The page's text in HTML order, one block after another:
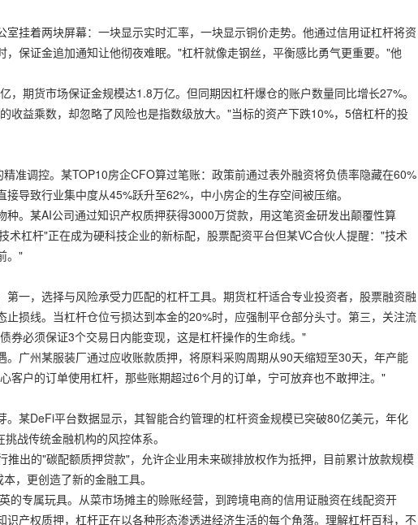
挂着两块屏幕：一块显示实时汇率，一块显示铜价走势。他通过信用证杠杆将资
保证金追加通知让他彻夜难眠。"杠杆就像走钢丝，平衡感比勇气更重要。"他
期货市场保证金规模达1.8万亿。但同期因杠杆爆仓的账户数量同比增长27%。
收益乘数，却忽略了风险也是指数级放大。"当标的资产下跌10%，5倍杠杆的投
准调控。某TOP10房企CFO算过笔账：政策前通过表外融资将负债率隐藏在60%
导致行业集中度从45%跃升至62%，中小房企的生存空间被压缩。
。某AI公司通过知识产权质押获得3000万贷款，用这笔资金研发出颠覆性算
杠杆"正在成为硬科技企业的新标配， 股票配资平台但某VC合伙人提醒："技术
。"
一，选择与风险承受力匹配的杠杆工具。期货杠杆适合专业投资者，股票融资融
损线。当杠杆仓位亏损达到本金的20%时，应强制平仓部分头寸。第三，关注流
券必须保证3个交易日内能变现，这是杠杆操作的生命线。"
广州某服装厂通过应收账款质押，将原料采购周期从90天缩短至30天，年产能
客户的订单使用杠杆，那些账期超过6个月的订单，宁可放弃也不敢押注。"
某DeFi平台数据显示，其智能合约管理的杠杆资金规模已突破80亿美元，年化
战传统金融机构的风控体系。
出的"碳配额质押贷款"，允许企业用未来碳排放权作为抵押，目前累计放款规模
，更创造了新的金融工具。
的专属玩具。从菜市场摊主的赊账经营，到跨境电商的信用证融资在线配资开
产权质押，杠杆正在以各种形态渗透进经济生活的每个角落。理解杠杆百科，不